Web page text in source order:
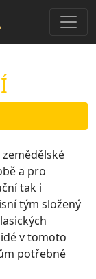
a pro
tak i
tým složený
v tomoto
potřebné